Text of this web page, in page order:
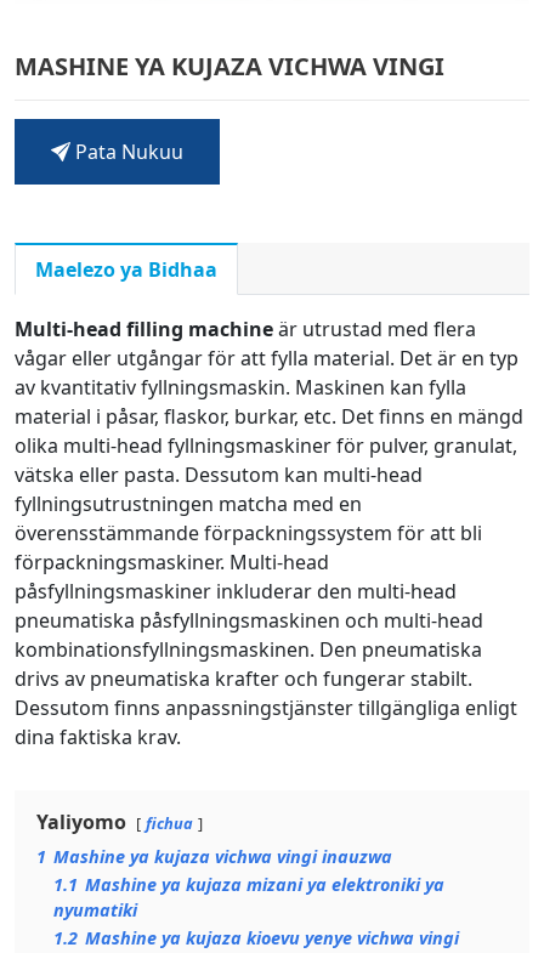
MASHINE YA KUJAZA VICHWA VINGI
Pata Nukuu
Maelezo ya Bidhaa
Multi-head filling machineär utrustad med flera
vågar eller utgångar för att fylla material. Det är en typ
av kvantitativ fyllningsmaskin. Maskinen kan fylla
material i påsar, flaskor, burkar, etc. Det finns en mängd
olika multi-head fyllningsmaskiner för pulver, granulat,
vätska eller pasta. Dessutom kan multi-head
fyllningsutrustningen matcha med en
överensstämmande förpackningssystem för att bli
förpackningsmaskiner. Multi-head
påsfyllningsmaskiner inkluderar den multi-head
pneumatiska påsfyllningsmaskinen och multi-head
kombinationsfyllningsmaskinen. Den pneumatiska
drivs av pneumatiska krafter och fungerar stabilt.
Dessutom finns anpassningstjänster tillgängliga enligt
dina faktiska krav.
Yaliyomo fichua
1 Mashine ya kujaza vichwa vingi inauzwa
1.1 Mashine ya kujaza mizani ya elektroniki ya
nyumatiki
1.2 Mashine ya kujaza kioevu yenye vichwa vingi